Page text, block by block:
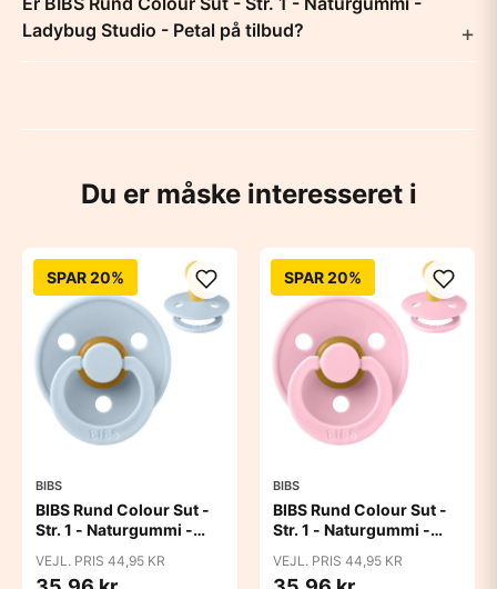
Ladybug Studio - Petal på tilbud?
Du er måske interesseret i
SPAR 20%
BIBS
BIBS Rund Colour Sut -
Str. 1 - Naturgummi -
VEJL. PRIS 44,95 KR
SPAR 20%
BIBS
BIBS Rund Colour Sut -
Str. 1 - Naturgummi -
VEJL. PRIS 44,95 KR